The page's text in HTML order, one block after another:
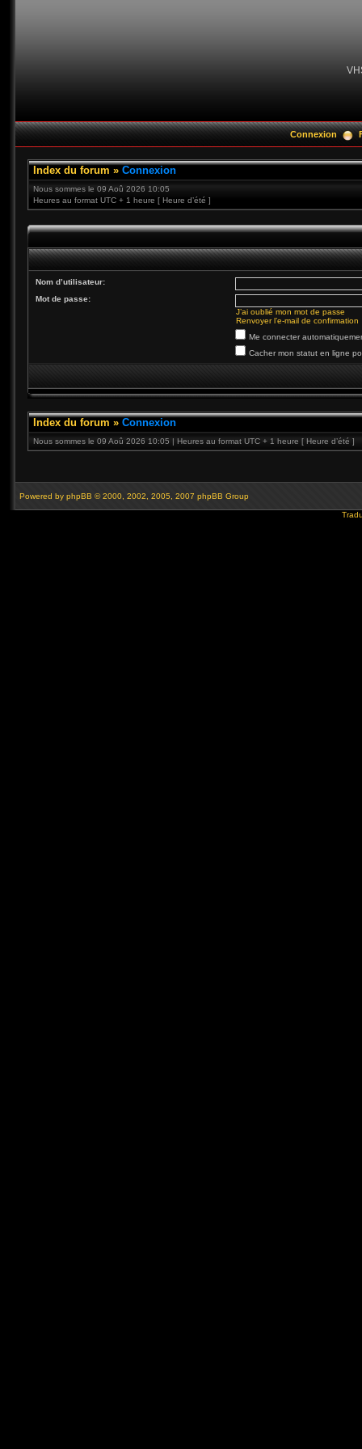
Connexion
Index du forum » Connexion
Nous sommes le 09 Aoû 2026 10:05
Heures au format UTC + 1 heure [ Heure d’été ]
Nom d’utilisateur:
Mot de passe:
J’ai oublié mon mot de passe
Renvoyer l’e-mail de confirmation
Me connecter
Cacher mon statut en ligne
Index du forum » Connexion
Nous sommes le 09 Aoû 2026 10:05 | Heures au format UTC + 1 heure [ Heure d’été ]
Powered by phpBB © 2000, 2002, 2005, 2007 phpBB Group